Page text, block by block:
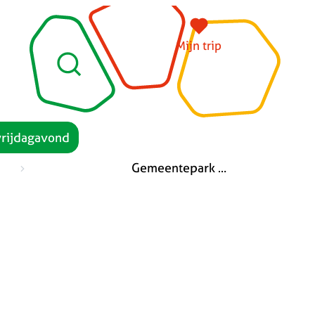
Mijn trip
Zoeken
Gemeentepark en geboortebos